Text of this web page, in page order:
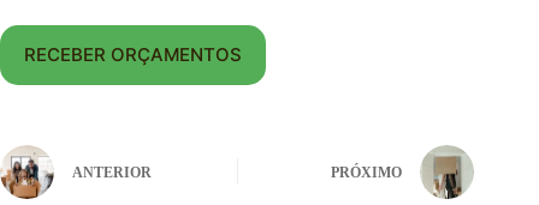
RECEBER ORÇAMENTOS
ANTERIOR PRÓXIMO